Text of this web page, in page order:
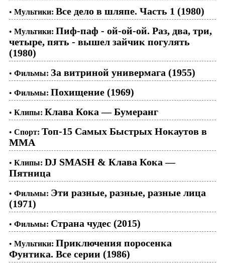
• Мультики: Все дело в шляпе. Часть 1 (1980)
• Мультики: Пиф-паф - ой-ой-ой. Раз, два, три,
четыре, пять - вышел зайчик погулять
(1980)
• Фильмы: За витриной универмага (1955)
• Фильмы: Похищение (1969)
• Клипы: Клава Кока — Бумеранг
• Спорт: Топ-15 Самых Быстрых Нокаутов в
ММА
• Клипы: DJ SMASH & Клава Кока —
Пятница
• Фильмы: Эти разные, разные, разные лица
(1971)
• Фильмы: Страна чудес (2015)
• Мультики: Приключения поросенка
Фунтика. Все серии (1986)